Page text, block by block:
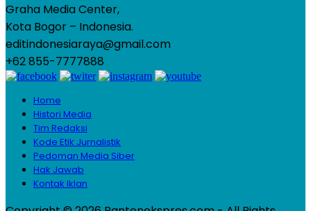
Graha Media Center,
Kota Bogor – Indonesia.
editindonesiaraya@gmail.com
+62 855-7777888
Home
Histori Media
Tim Redaksi
Kode Etik Jurnalistik
Pedoman Media Siber
Hak Jawab
Kontak Iklan